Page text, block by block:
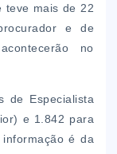
teve mais de 22
e de
no
de Especialista
e 1.842 para
é da